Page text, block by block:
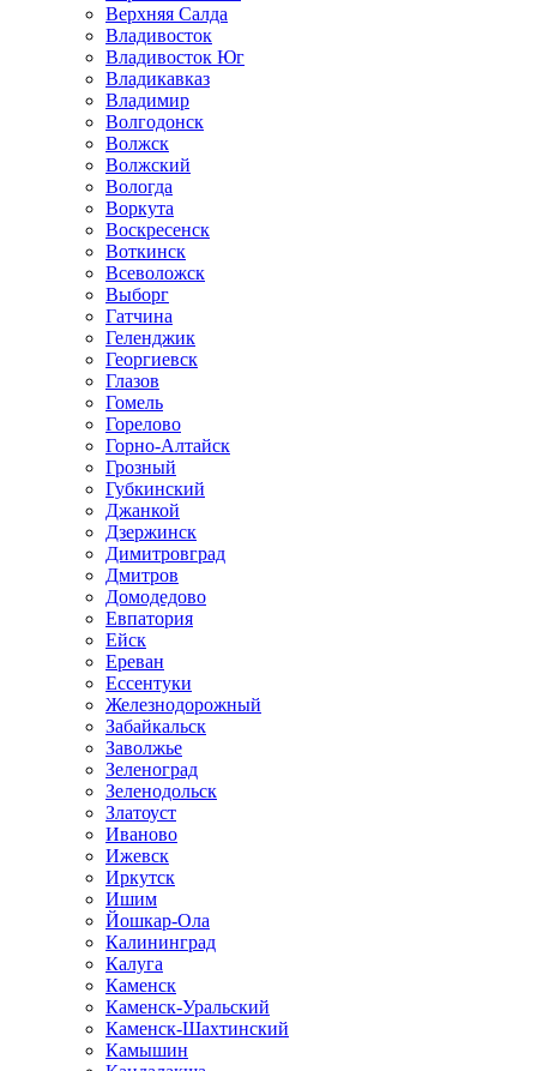
Верхняя Салда
Владивосток
Владивосток Юг
Владикавказ
Владимир
Волгодонск
Волжск
Волжский
Вологда
Воркута
Воскресенск
Воткинск
Всеволожск
Выборг
Гатчина
Геленджик
Георгиевск
Глазов
Гомель
Горелово
Горно-Алтайск
Грозный
Губкинский
Джанкой
Дзержинск
Димитровград
Дмитров
Домодедово
Евпатория
Ейск
Ереван
Ессентуки
Железнодорожный
Забайкальск
Заволжье
Зеленоград
Зеленодольск
Златоуст
Иваново
Ижевск
Иркутск
Ишим
Йошкар-Ола
Калининград
Калуга
Каменск
Каменск-Уральский
Каменск-Шахтинский
Камышин